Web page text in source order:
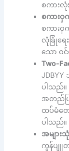
စကားလုံး
စကားဝှ
စကားဝှ
လုံခြုံရေ
သော ဝ
Two-
ပါသည်။
အတည်ပ
ထပ်မံတေ
ပါသည်။
အများ
ကွန်ပျူတ